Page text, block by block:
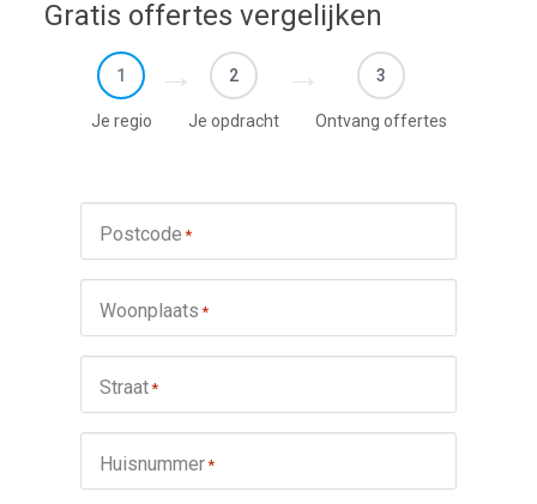
Gratis offertes vergelijken
1
Je regio
2
Je opdracht
3
Ontvang offertes
Postcode *
Woonplaats *
Straat*
Huisnummer*